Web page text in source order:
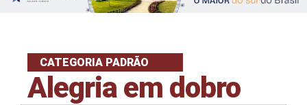
CATEGORIA PADRÃO
Alegria em dobro